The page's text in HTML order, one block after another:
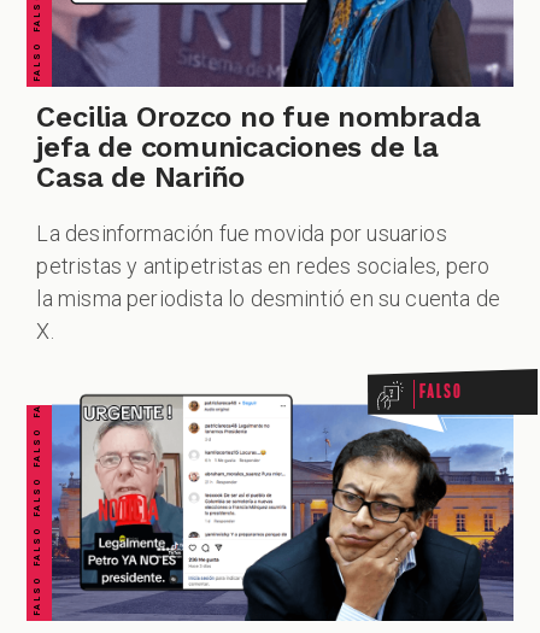
ZOOM
Cecilia Orozco no fue nombrada
jefa de comunicaciones de la
Casa de Nariño
La desinformación fue movida por usuarios
petristas y antipetristas en redes sociales, pero
la misma periodista lo desmintió en su cuenta de
X.
FALSO FALSO FALSO FALSO FALSO FALSO FALSO Falso